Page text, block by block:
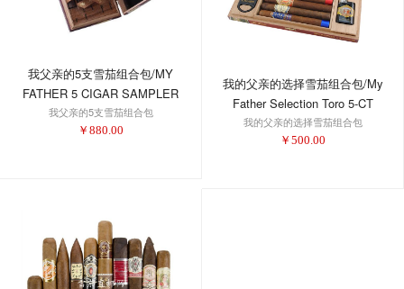
我父亲的5支雪茄组合包/MY
FATHER 5 CIGAR SAMPLER
我父亲的5支雪茄组合包
￥ 880.00
我的父亲的选择雪茄组合包/My
Father Selection Toro 5-CT
Sampler
我的父亲的选择雪茄组合包
￥ 500.00